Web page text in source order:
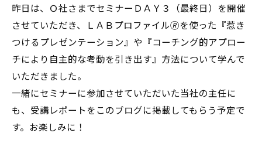
昨日は、Ｏ社さまでセミナーＤＡＹ３（最終日）を開催
させていただき、ＬＡＢプロファイル🄬を使った『惹き
つけるプレゼンテーション』や『コーチング的アプロー
チにより自主的な考動を引き出す』方法について学んで
いただきました。
一緒にセミナーに参加させていただいた当社の主任に
も、受講レポートをこのブログに掲載してもらう予定で
す。お楽しみに！